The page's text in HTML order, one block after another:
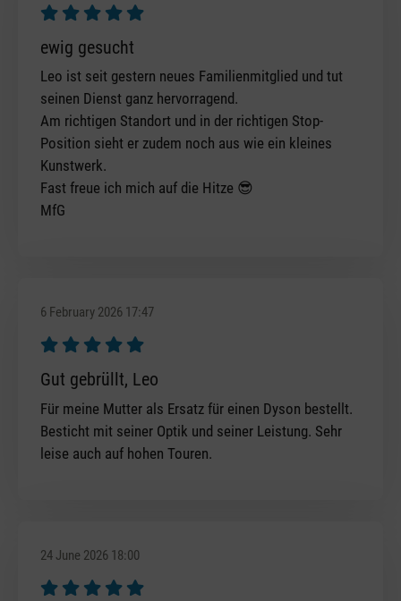
Review with rating of 5 out of 5 stars
ewig gesucht
Leo ist seit gestern neues Familienmitglied und tut
seinen Dienst ganz hervorragend.
Am richtigen Standort und in der richtigen Stop-
Position sieht er zudem noch aus wie ein kleines
Kunstwerk.
Fast freue ich mich auf die Hitze 😎
MfG
6 February 2026 17:47
Review with rating of 5 out of 5 stars
Gut gebrüllt, Leo
Für meine Mutter als Ersatz für einen Dyson bestellt.
Besticht mit seiner Optik und seiner Leistung. Sehr
leise auch auf hohen Touren.
24 June 2026 18:00